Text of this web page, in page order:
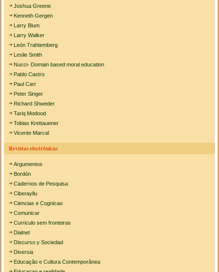
Joshua Greene
Kenneth Gergen
Larry Blum
Larry Walker
León Trahtemberg
Leslie Smith
Nucci- Domain based moral education
Pablo Castro
Paul Carr
Peter Singer
Richard Shweder
Tariq Modood
Tobias Krettauener
Vicente Marcal
Revistas electrónicas
Argumentos
Bordón
Cadernos de Pesquisa
Ciberayllu
Ciencias e Cognicao
Comunicar
Curriculo sem fronteiras
Dialnet
Discurso y Sociedad
Diversia
Educação e Cultura Contemporânea